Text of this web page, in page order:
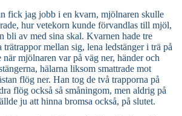
fick jag jobb i en kvarn, mjölnaren skulle
hur vetekorn kunde förvandlas till mjöl,
bli av med sina skal. Kvarnen hade tre
mellan sig, lena ledstänger i trä på
mjölnaren var på väg ner, händer och
hälarna liksom smattrade mot
flög ner. Han tog de två trapporna på
flög också så småningom, men aldrig på
ju att hinna bromsa också, på slutet.